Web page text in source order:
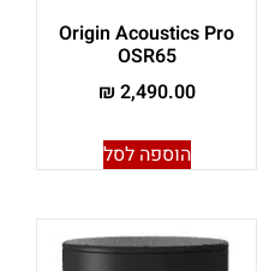
Origin Acoustics Pro
OSR65
₪ 2,490.00
הוספה לסל